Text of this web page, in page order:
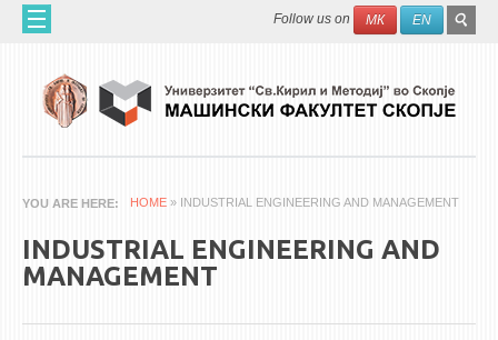
Skip to main content Search
Follow us on МК EN
ABOUT US
60 YEARS MF
SCIENTIFIC ACTIVITIES
YOU ARE HERE HOME » INDUSTRIAL ENGINEERING AND MANAGEMENT
INDUSTRIAL ENGINEERING AND
MANAGEMENT